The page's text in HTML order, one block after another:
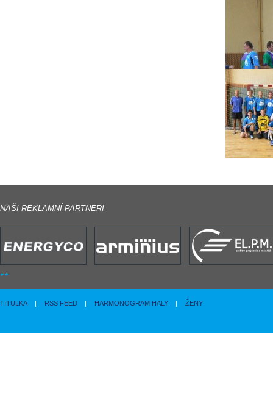
NAŠI REKLAMNÍ PARTNERI
TITULKA | RSS FEED | HARMONOGRAM HALY | ŽENY